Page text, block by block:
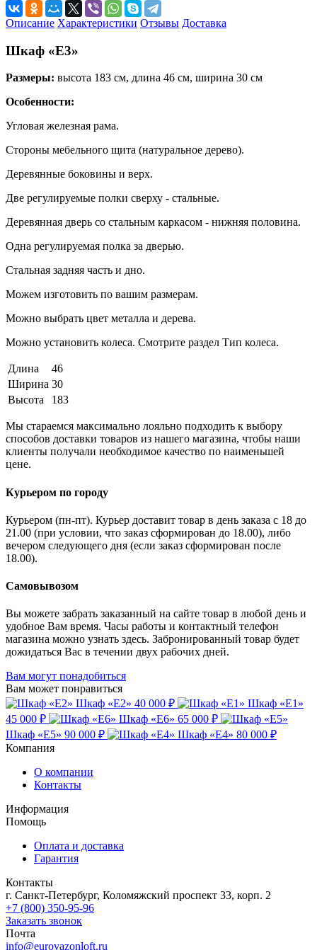
Описание Характеристики Отзывы Доставка
Шкаф «Е3»
Размеры: высота 183 см, длина 46 см, ширина 30 см
Особенности:
Угловая железная рама.
Стороны мебельного щита (натуральное дерево).
Деревянные боковины и верх.
Две регулируемые полки сверху - стальные.
Деревянная дверь со стальным каркасом - нижняя половина.
Одна регулируемая полка за дверью.
Стальная задняя часть и дно.
Можем изготовить по вашим размерам.
Можно выбрать цвет металла и дерева.
Можно установить колеса. Смотрите раздел Тип колеса.
Длина
46
Ширина 30
Высота
183
Мы стараемся максимально лояльно подходить к выбору
способов доставки товаров из нашего магазина, чтобы наши
клиенты получали необходимое качество по наименьшей
цене.
Курьером по городу
Курьером (пн-пт). Курьер доставит товар в день заказа с 18 до
21.00 (при условии, что заказ сформирован до 18.00), либо
вечером следующего дня (если заказ сформирован после
18.00).
Самовывозом
Вы можете забрать заказанный на сайте товар в любой день и
удобное Вам время. Часы работы и контактный телефон
магазина можно узнать здесь. Забронированный товар будет
дожидаться Вас в течении двух рабочих дней.
Вам могут понадобиться
Вам может понравиться
Шкаф «Е2» 40 000 ₽
Шкаф «Е1»
45 000 ₽
Шкаф «Е6» 65 000 ₽
Шкаф «Е5» 90 000 ₽ Шкаф «Е4» 80 000 ₽
Компания
О компании
Контакты
Информация
Помощь
Оплата и доставка
Гарантия
Контакты
г. Санкт-Петербург, Коломяжский проспект 33, корп. 2
+7 (800) 350-95-96
Заказать звонок
Почта
info@eurovazonloft.ru